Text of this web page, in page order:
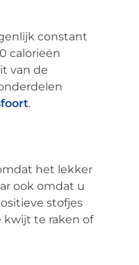
constant
calorieën
van de
.
het lekker
ook omdat u
stofjes
kwijt te raken of